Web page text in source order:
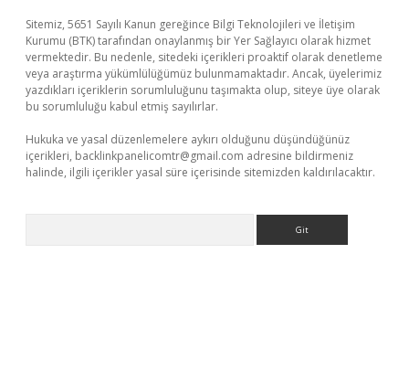
Sitemiz, 5651 Sayılı Kanun gereğince Bilgi Teknolojileri ve İletişim
Kurumu (BTK) tarafından onaylanmış bir Yer Sağlayıcı olarak hizmet
vermektedir. Bu nedenle, sitedeki içerikleri proaktif olarak denetleme
veya araştırma yükümlülüğümüz bulunmamaktadır. Ancak, üyelerimiz
yazdıkları içeriklerin sorumluluğunu taşımakta olup, siteye üye olarak
bu sorumluluğu kabul etmiş sayılırlar.
Hukuka ve yasal düzenlemelere aykırı olduğunu düşündüğünüz
içerikleri, backlinkpanelicomtr@gmail.com adresine bildirmeniz
halinde, ilgili içerikler yasal süre içerisinde sitemizden kaldırılacaktır.